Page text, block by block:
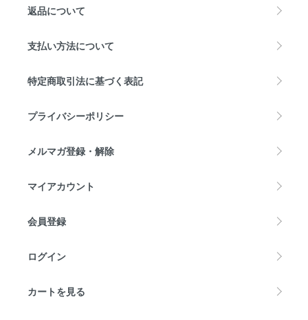
返品について
支払い方法について
特定商取引法に基づく表記
プライバシーポリシー
メルマガ登録・解除
マイアカウント
会員登録
ログイン
カートを見る